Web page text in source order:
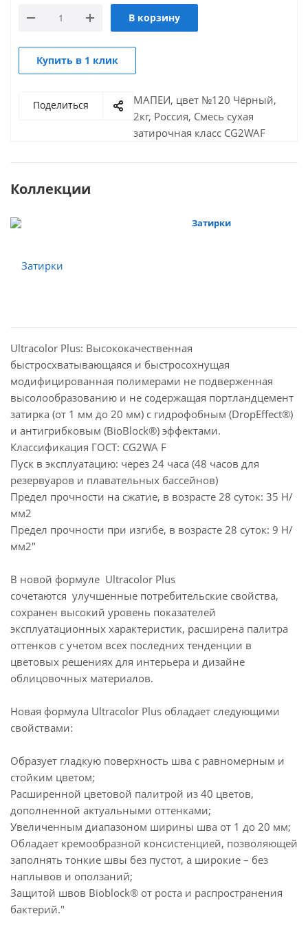
В корзину
Купить в 1 клик
Поделиться
МАПЕИ, цвет №120 Чёрный,
2кг, Россия, Смесь сухая
затирочная класс CG2WAF
Коллекции
Затирки
Ultracolor Plus: Высококачественная
быстросхватывающаяся и быстросохнущая
модифицированная полимерами не подверженная
высолообразованию и не содержащая портландцемент
затирка (от 1 мм до 20 мм) с гидрофобным (DropEffect®)
и антигрибковым (BioBlock®) эффектами.
Классификация ГОСТ: CG2WA F
Пуск в эксплуатацию: через 24 часа (48 часов для
резервуаров и плавательных бассейнов)
Предел прочности на сжатие, в возрасте 28 суток: 35 Н/
мм2
Предел прочности при изгибе, в возрасте 28 суток: 9 Н/
мм2"
В новой формуле Ultracolor Plus
сочетаются улучшенные потребительские свойства,
сохранен высокий уровень показателей
эксплуатационных характеристик, расширена палитра
оттенков с учетом всех последних тенденции в
цветовых решениях для интерьера и дизайне
облицовочных материалов.
Новая формула Ultracolor Plus обладает следующими
свойствами:
Образует гладкую поверхность шва с равномерным и
стойким цветом;
Расширенной цветовой палитрой из 40 цветов,
дополненной актуальными оттенками;
Увеличенным диапазоном ширины шва от 1 до 20 мм;
Обладает кремообразной консистенцией, позволяющей
заполнять тонкие швы без пустот, а широкие – без
наплывов и оползаний;
Защитой швов Bioblock® от роста и распространения
бактерий."